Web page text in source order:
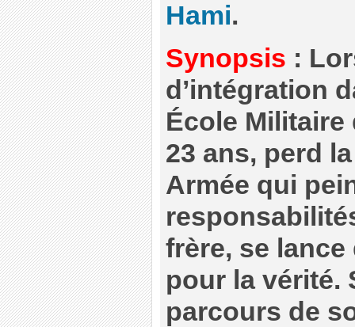
Hami.
Synopsis :
d’intégration
École Militaire
23 ans, perd
Armée qui
frère, se
pour la vérité.
parcours de